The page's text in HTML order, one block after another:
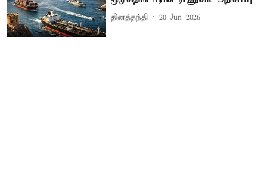
தினத்தந்தி 20 Jun 2026